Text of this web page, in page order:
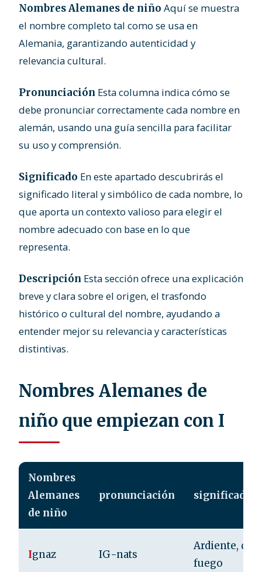
Nombres Alemanes de niño Aquí se muestra
el nombre completo tal como se usa en
Alemania, garantizando autenticidad y
relevancia cultural.
Pronunciación Esta columna indica cómo se
debe pronunciar correctamente cada nombre en
alemán, usando una guía sencilla para facilitar
su uso y comprensión.
Significado En este apartado descubrirás el
significado literal y simbólico de cada nombre, lo
que aporta un contexto valioso para elegir el
nombre adecuado con base en lo que
representa.
Descripción Esta sección ofrece una explicación
breve y clara sobre el origen, el trasfondo
histórico o cultural del nombre, ayudando a
entender mejor su relevancia y características
distintivas.
Nombres Alemanes de
niño que empiezan con I
Nombres
Alemanes
de niño
pronunciación significado
Ignaz IG-nats
Ardiente, de
fuego